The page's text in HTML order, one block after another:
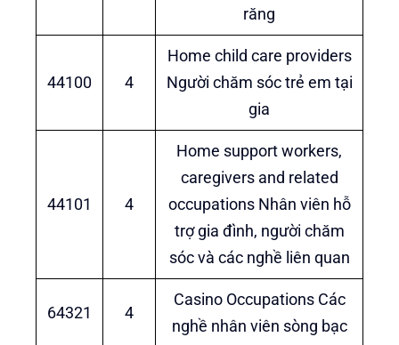
răng
44100 4
Home child care providers
Người chăm sóc trẻ em tại
gia
44101 4
Home support workers,
caregivers and related
occupations Nhân viên hỗ
trợ gia đình, người chăm
sóc và các nghề liên quan
64321 4
Casino Occupations Các
nghề nhân viên sòng bạc